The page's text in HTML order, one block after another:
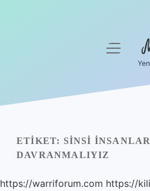
Yasal Uyarı
menüyü
ETIKET: SINSI
DAVRANMALIYIZ
https://warriforum.com https://